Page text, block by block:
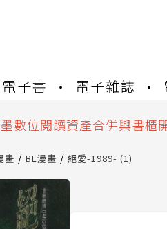
電子書 電子雜誌
服務升級重要說明及資產
墨數位閱讀資產合併與書櫃
3 分鐘完成書櫃開通與資
服務升級重要說明及資產
讀墨系統維護中，本
畫 BL漫畫 絕愛-1989- (1)